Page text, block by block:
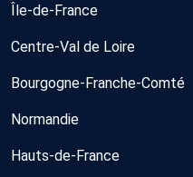
Île-de-France
Centre-Val de Loire
Bourgogne-Franche-Comté
Normandie
Hauts-de-France